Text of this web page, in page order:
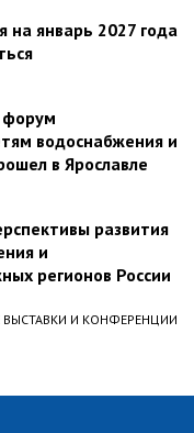
на январь 2027 года
водоснабжения и
в Ярославле
развития
и
регионов России
ВЫСТАВКИ И КОНФЕРЕНЦИИ